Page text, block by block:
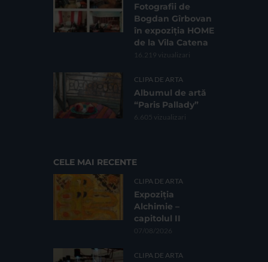
Fotografii de
Bogdan Gîrbovan
în expoziția HOME
de la Vila Catena
16.219 vizualizari
CLIPA DE ARTA
Albumul de artă
“Paris Pallady”
6.605 vizualizari
CELE MAI RECENTE
CLIPA DE ARTA
Expoziția
Alchimie –
capitolul II
07/08/2026
CLIPA DE ARTA